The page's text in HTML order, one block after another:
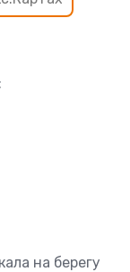
на берегу